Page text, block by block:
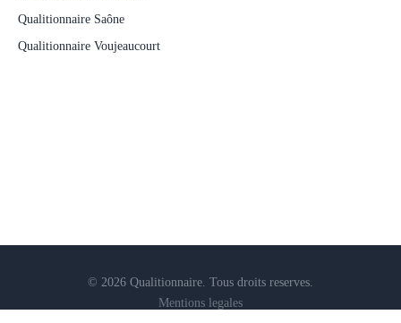
Qualitionnaire Saône
Qualitionnaire Voujeaucourt
© 2026 Qualitionnaire. Tous droits reserves.
Mentions legales